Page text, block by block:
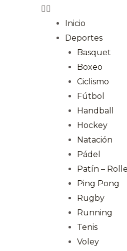
Inicio
Deportes
Basquet
Boxeo
Ciclismo
Fútbol
Handball
Hockey
Natación
Pádel
Patín –
Ping Pong
Rugby
Running
Tenis
Voley